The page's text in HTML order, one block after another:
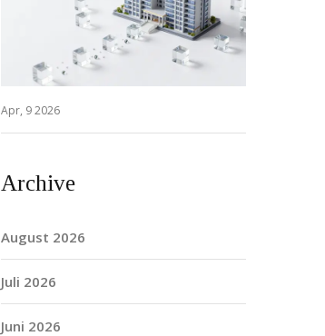
Apr, 9 2026
Archive
August 2026
Juli 2026
Juni 2026